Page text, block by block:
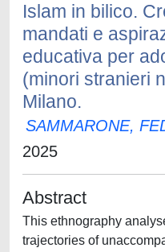
Islam in bilico.
mandati e
educativa per
(minori stranieri
Milano.
SAMMARONE,
2025
Abstract
This ethnography
trajectories of